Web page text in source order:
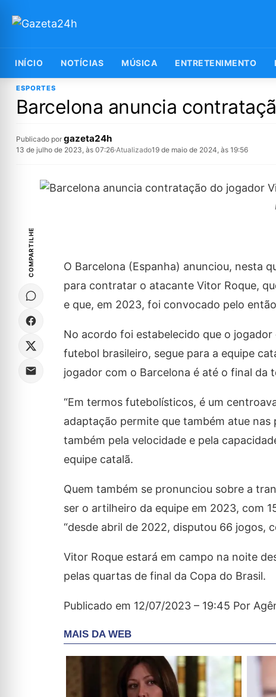
INÍCIO NOTÍCIAS MÚSICA ENTRETENIMENTO
ESPORTES
Barcelona anuncia
Publicado por gazeta24h
13 de julho de 2023, às 07:26·Atualizado19 de maio de 2024, às 19:56
COMPARTILHE
O Barcelona (Espanha) anunciou, nesta
para contratar o atacante Vitor Roque,
e que, em 2023, foi convocado pelo
No acordo foi estabelecido que o
futebol brasileiro, segue para a equipe
jogador com o Barcelona é até o final da
“Em termos futebolísticos, é um
adaptação permite que também atue
também pela velocidade e pela
equipe catalã.
Quem também se pronunciou sobre a
ser o artilheiro da equipe em 2023, com
“desde abril de 2022, disputou 66 jogos,
Vitor Roque estará em campo na noite
pelas quartas de final da Copa do Brasil.
Publicado em 12/07/2023 – 19:45 Por